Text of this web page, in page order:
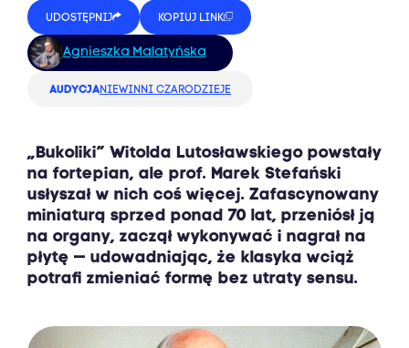
UDOSTĘPNIJ KOPIUJ LINK
Agnieszka Malatyńska
AUDYCJANIEWINNI CZARODZIEJE
„Bukoliki” Witolda Lutosławskiego powstały
na fortepian, ale prof. Marek Stefański
usłyszał w nich coś więcej. Zafascynowany
miniaturą sprzed ponad 70 lat, przeniósł ją
na organy, zaczął wykonywać i nagrał na
płytę — udowadniając, że klasyka wciąż
potrafi zmieniać formę bez utraty sensu.